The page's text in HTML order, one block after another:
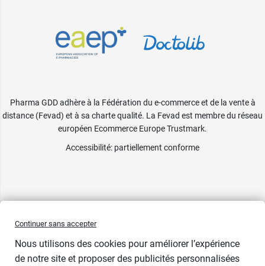
Pharma GDD adhère à la Fédération du e-commerce et de la vente à
distance (Fevad) et à sa charte qualité. La Fevad est membre du réseau
européen Ecommerce Europe Trustmark.
Accessibilité: partiellement conforme
Continuer sans accepter
Nous utilisons des cookies pour améliorer l’expérience
de notre site et proposer des publicités personnalisées